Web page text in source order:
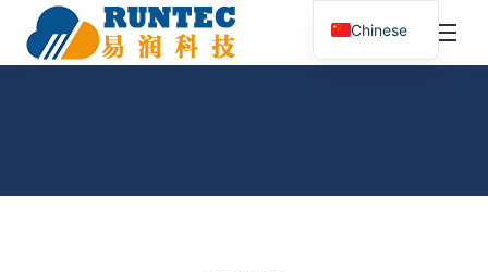
Chinese